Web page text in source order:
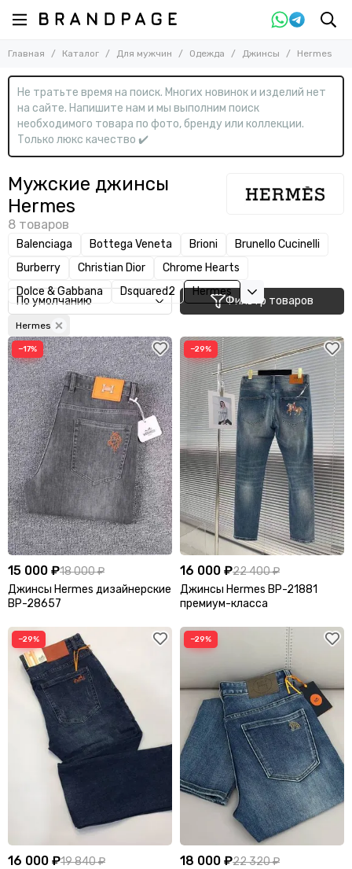
Назад
Для мужчин
Смотреть все товары
Одежда
Назад
Одежда
Смотреть все товары
Брюки
Ветровки
Водолазки
Джемперы
Джинсы
Дубленки
Жилеты
Костюмы
Куртки
Куртки кожаные
Нижнее белье
Пальто
Пиджаки
Пуловеры
Пуховики
Рубашки
Свитеры
Свитшоты, кофты и худи
Спортивные костюмы
Футболки
Шорты
Кардиганы
Поло
Обувь
Сумки
Аксессуары
Главная Каталог Для мужчин Одежда Джинсы Hermes
Не тратьте время на поиск. Многих новинок и изделий нет
на сайте. Напишите нам и мы выполним поиск
необходимого товара по фото, бренду или коллекции.
Только люкс качество ✔️
Мужские джинсы
Hermes
Balenciaga Bottega Veneta Brioni
Brunello Cucinelli
Burberry
Christian Dior
Chrome Hearts
Dolce & Gabbana
Dsquared2 Hermes
Фильтр товаров
Hermes
−17%
15 000 ₽18 000 ₽
Джинсы Hermes дизайнерские
BP-28657
−29%
16 000 ₽22 400 ₽
Джинсы Hermes BP-21881
премиум-класса
−29%
16 000 ₽19 840 ₽
−29%
18 000 ₽22 320 ₽